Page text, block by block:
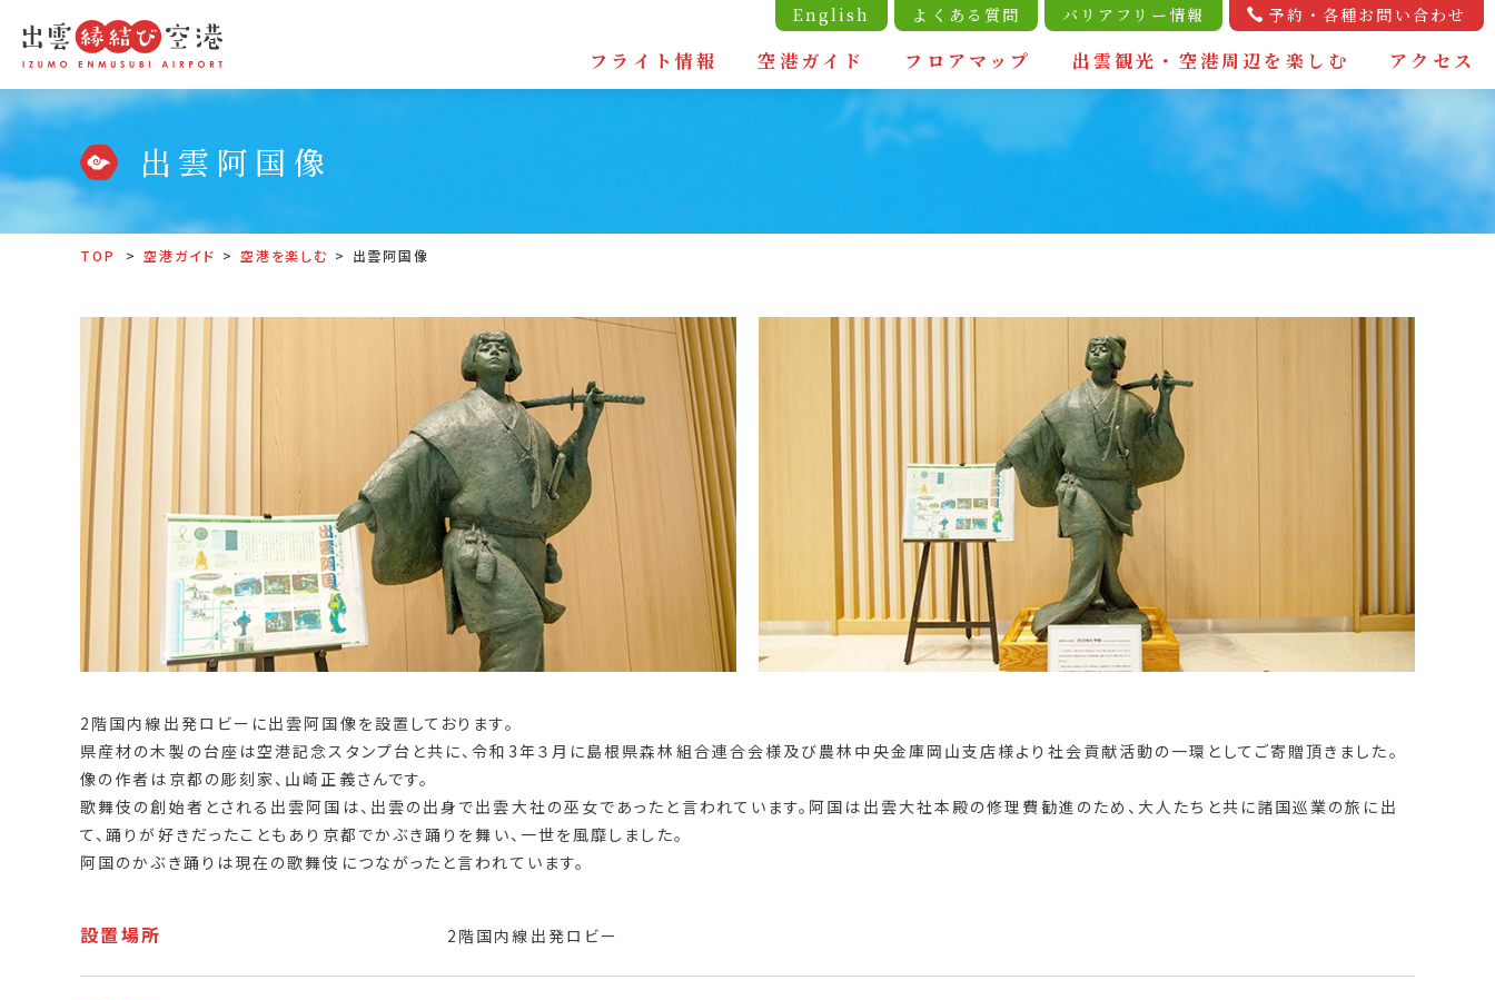
フライト情報 空港ガイド フロアマップ 出雲観光・空港周辺を楽しむ アクセス
English よくある質問 バリアフリー情報 予約・各種お問い合わせ
出雲阿国像
TOP 空港ガイド 空港を楽しむ 出雲阿国像
2階国内線出発ロビーに出雲阿国像を設置しております。
県産材の木製の台座は空港記念スタンプ台と共に、令和3年３月に島根県森林組合連合会様及び農林中央金庫岡山支店様より社会貢献活動の一環としてご寄贈頂きました。
像の作者は京都の彫刻家、山崎正義さんです。
歌舞伎の創始者とされる出雲阿国は、出雲の出身で出雲大社の巫女であったと言われています。阿国は出雲大社本殿の修理費勧進のため、大人たちと共に諸国巡業の旅に出
て、踊りが好きだったこともあり京都でかぶき踊りを舞い、一世を風靡しました。
阿国のかぶき踊りは現在の歌舞伎につながったと言われています。
設置場所 2階国内線出発ロビー